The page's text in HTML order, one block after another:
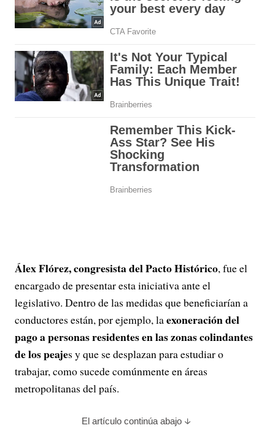
Álex Flórez, congresista del Pacto Histórico, fue el
encargado de presentar esta iniciativa ante el
legislativo. Dentro de las medidas que beneficiarían a
conductores están, por ejemplo, laexoneración del
pago a personas residentes en las zonas colindantes
de los peajes y que se desplazan para estudiar o
trabajar, como sucede comúnmente en áreas
metropolitanas del país.
El artículo continúa abajo